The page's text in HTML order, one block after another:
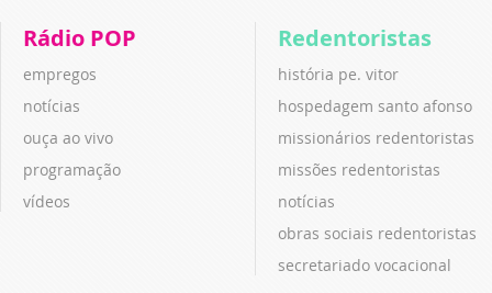
Rádio POP
empregos
notícias
ouça ao vivo
programação
vídeos
Redentoristas
história pe. vitor
hospedagem santo afonso
missionários redentoristas
missões redentoristas
notícias
obras sociais redentoristas
secretariado vocacional